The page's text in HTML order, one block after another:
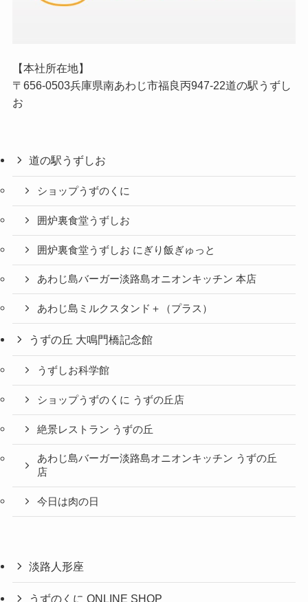
【本社所在地】
〒656-0503兵庫県南あわじ市福良丙947-22道の駅うずし
お
道の駅うずしお
ショップうずのくに
囲炉裏食堂うずしお
囲炉裏食堂うずしお にぎり飯ぎゅっと
あわじ島バーガー淡路島オニオンキッチン 本店
あわじ島ミルクスタンド＋（プラス）
うずの丘 大鳴門橋記念館
うずしお科学館
ショップうずのくに うずの丘店
絶景レストラン うずの丘
あわじ島バーガー淡路島オニオンキッチン うずの丘
店
今日は肉の日
淡路人形座
うずのくに ONLINE SHOP